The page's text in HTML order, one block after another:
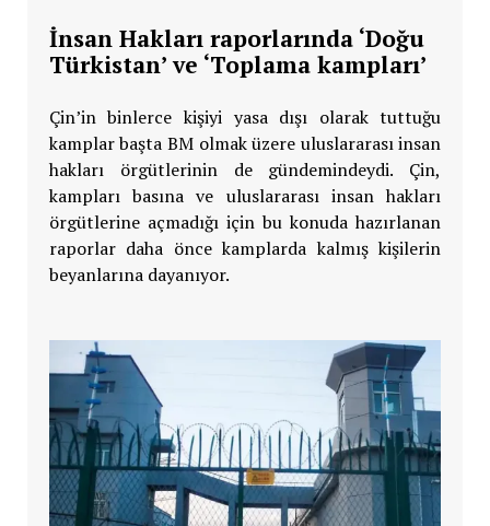
İnsan Hakları raporlarında ‘Doğu
Türkistan’ ve ‘Toplama kampları’
Çin’in binlerce kişiyi yasa dışı olarak tuttuğu
kamplar başta BM olmak üzere uluslararası insan
hakları örgütlerinin de gündemindeydi. Çin,
kampları basına ve uluslararası insan hakları
örgütlerine açmadığı için bu konuda hazırlanan
raporlar daha önce kamplarda kalmış kişilerin
beyanlarına dayanıyor.